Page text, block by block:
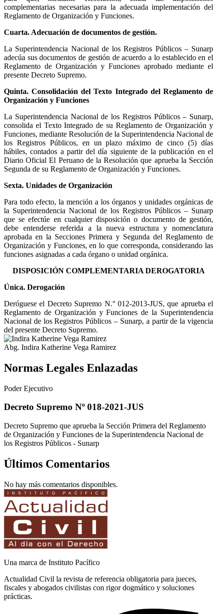
complementarias necesarias para la adecuada implementación del
Reglamento de Organización y Funciones.
Cuarta. Adecuación de documentos de gestión.
La Superintendencia Nacional de los Registros Públicos – Sunarp
adecúa sus documentos de gestión de acuerdo a lo establecido en el
Reglamento de Organización y Funciones aprobado mediante el
presente Decreto Supremo.
Quinta. Consolidación del Texto Integrado del Reglamento de
Organización y Funciones
La Superintendencia Nacional de los Registros Públicos – Sunarp,
consolida el Texto Integrado de su Reglamento de Organización y
Funciones, mediante Resolución de la Superintendencia Nacional de
los Registros Públicos, en un plazo máximo de cinco (5) días
hábiles, contados a partir del día siguiente de la publicación en el
Diario Oficial El Peruano de la Resolución que aprueba la Sección
Segunda de su Reglamento de Organización y Funciones.
Sexta. Unidades de Organización
Para todo efecto, la mención a los órganos y unidades orgánicas de
la Superintendencia Nacional de los Registros Públicos – Sunarp
que se efectúe en cualquier disposición o documento de gestión,
debe entenderse referida a la nueva estructura y nomenclatura
aprobada en la Secciones Primera y Segunda del Reglamento de
Organización y Funciones, en lo que corresponda, considerando las
funciones asignadas a cada órgano o unidad orgánica.
DISPOSICIÓN COMPLEMENTARIA DEROGATORIA
Única. Derogación
Deróguese el Decreto Supremo N.° 012-2013-JUS, que aprueba el
Reglamento de Organización y Funciones de la Superintendencia
Nacional de los Registros Públicos – Sunarp, a partir de la vigencia
del presente Decreto Supremo.
Abg. Indira Katherine Vega Ramirez
Normas Legales Enlazadas
Poder Ejecutivo
Decreto Supremo Nº 018-2021-JUS
Decreto Supremo que aprueba la Sección Primera del Reglamento
de Organización y Funciones de la Superintendencia Nacional de
los Registros Públicos - Sunarp
Últimos Comentarios
No hay más comentarios disponibles.
Una marca de Instituto Pacífico
Actualidad Civil la revista de referencia obligatoria para jueces,
fiscales y abogados civilistas con rigor dogmático y soluciones
prácticas.